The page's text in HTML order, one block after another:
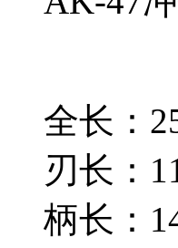
全长：
刃长：
柄长：